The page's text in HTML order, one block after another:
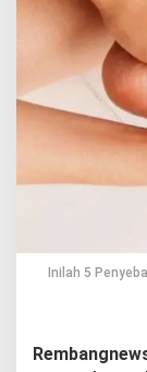
Inilah 5